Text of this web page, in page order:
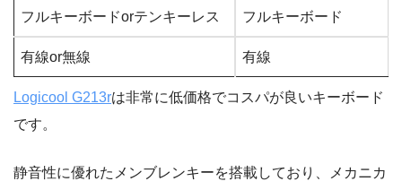
フルキーボードorテンキーレス フルキーボード
有線or無線 有線
Logicool G213rは非常に低価格でコスパが良いキーボード
です。
静音性に優れたメンブレンキーを搭載しており、メカニカ